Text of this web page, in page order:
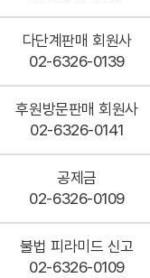
다단계판매 회원사
02-6326-0139
후원방문판매 회원사
02-6326-0141
공제금
02-6326-0109
불법 피라미드 신고
02-6326-0109